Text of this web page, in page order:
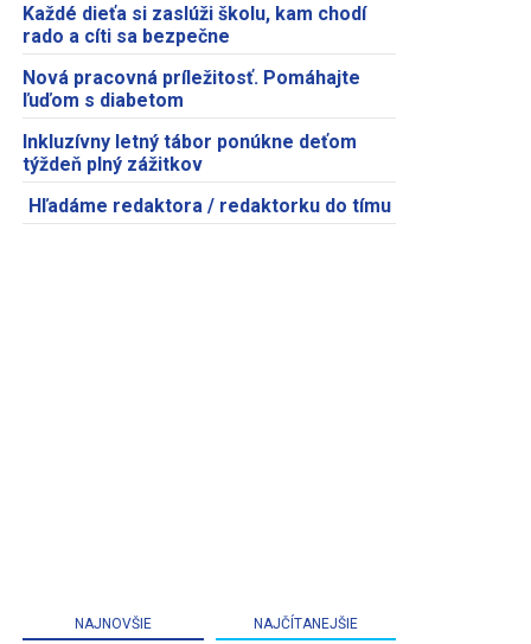
Každé dieťa si zaslúži školu, kam chodí
rado a cíti sa bezpečne
Nová pracovná príležitosť. Pomáhajte
ľuďom s diabetom
Inkluzívny letný tábor ponúkne deťom
týždeň plný zážitkov
Hľadáme redaktora / redaktorku do tímu
NAJNOVŠIE NAJČÍTANEJŠIE